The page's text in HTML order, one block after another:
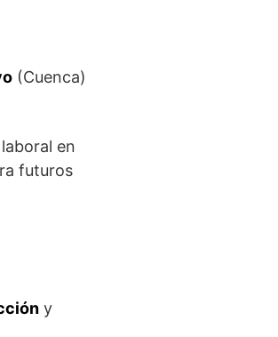
(Cuenca)
en
futuros
y